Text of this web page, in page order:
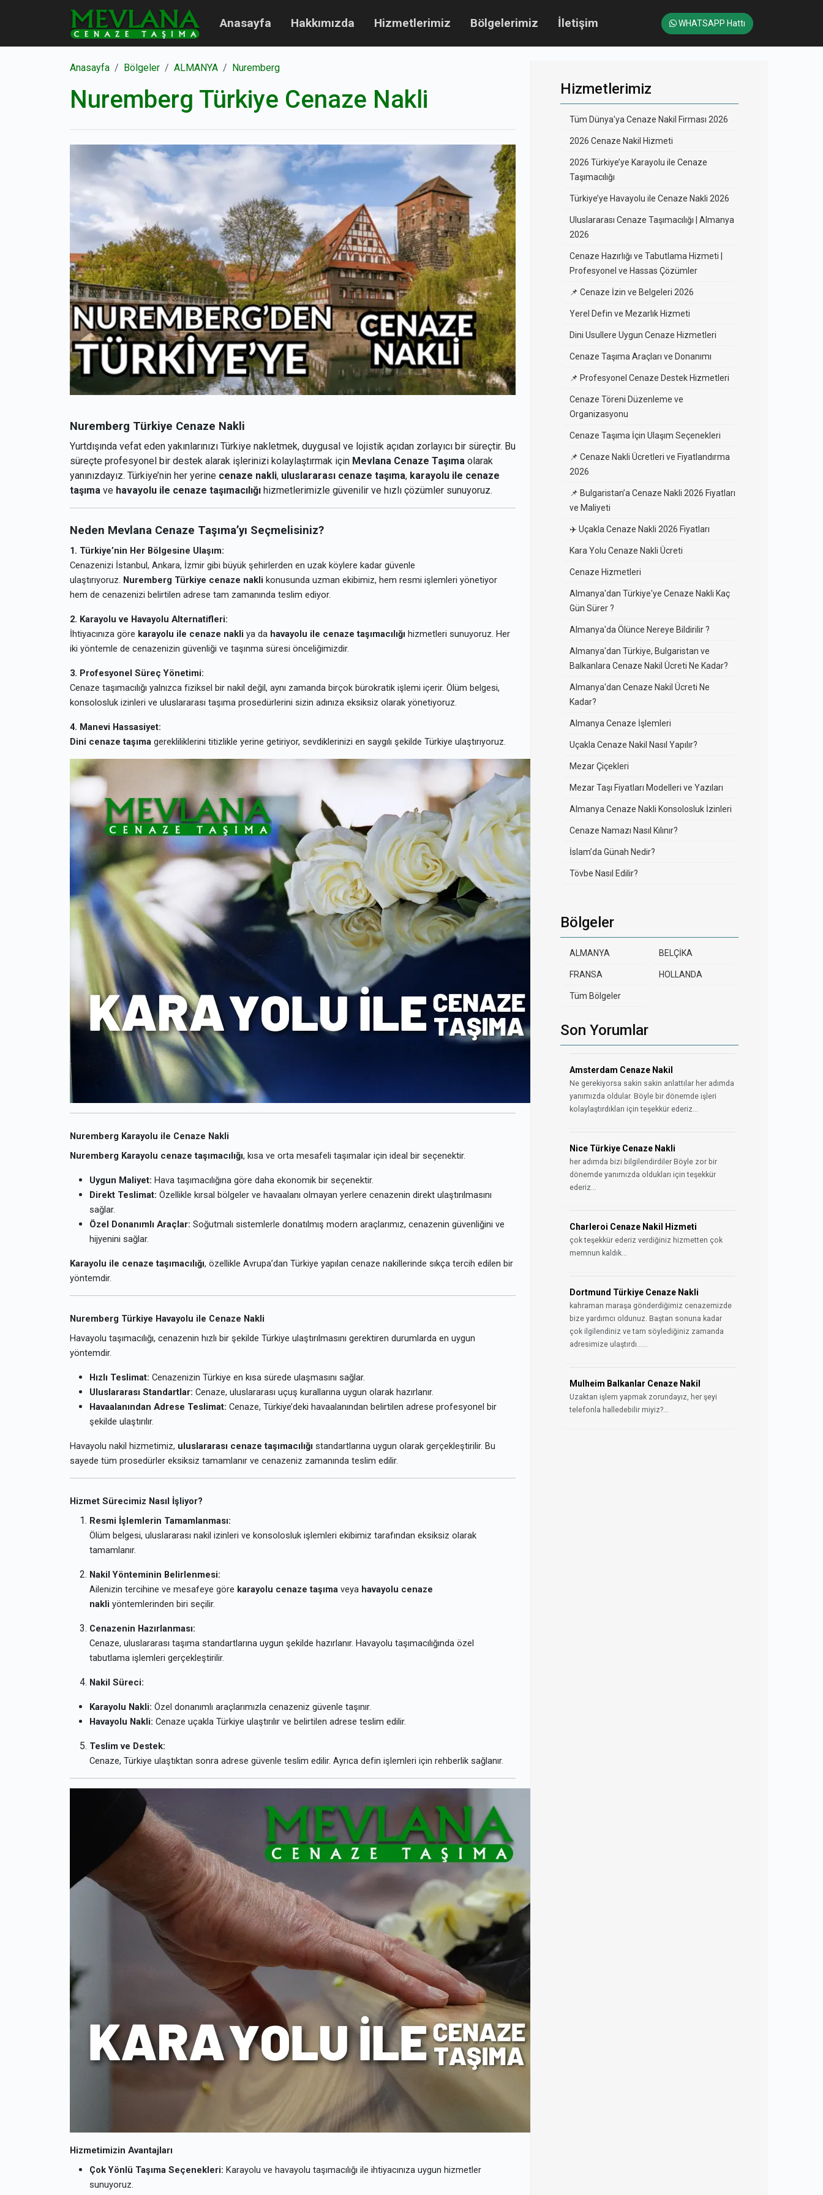
Anasayfa Hakkımızda Hizmetlerimiz Bölgelerimiz İletişim WHATSAPP Hattı
Anasayfa Bölgeler ALMANYA Nuremberg
Nuremberg Türkiye Cenaze Nakli
Nuremberg Türkiye Cenaze Nakli
Yurtdışında vefat eden yakınlarınızı Türkiye nakletmek, duygusal ve lojistik açıdan zorlayıcı bir süreçtir. Bu
süreçte profesyonel bir destek alarak işlerinizi kolaylaştırmak için Mevlana Cenaze Taşıma olarak
yanınızdayız. Türkiye’nin her yerine cenaze nakli, uluslararası cenaze taşıma, karayolu ile cenaze
taşıma ve havayolu ile cenaze taşımacılığı hizmetlerimizle güvenilir ve hızlı çözümler sunuyoruz.
Neden Mevlana Cenaze Taşıma’yı Seçmelisiniz?
1. Türkiye’nin Her Bölgesine Ulaşım:
Cenazenizi İstanbul, Ankara, İzmir gibi büyük şehirlerden en uzak köylere kadar güvenle
ulaştırıyoruz. Nuremberg Türkiye cenaze nakli konusunda uzman ekibimiz, hem resmi işlemleri yönetiyor
hem de cenazenizi belirtilen adrese tam zamanında teslim ediyor.
2. Karayolu ve Havayolu Alternatifleri:
İhtiyacınıza göre karayolu ile cenaze nakli ya da havayolu ile cenaze taşımacılığı hizmetleri sunuyoruz. Her
iki yöntemle de cenazenizin güvenliği ve taşınma süresi önceliğimizdir.
3. Profesyonel Süreç Yönetimi:
Cenaze taşımacılığı yalnızca fiziksel bir nakil değil, aynı zamanda birçok bürokratik işlemi içerir. Ölüm belgesi,
konsolosluk izinleri ve uluslararası taşıma prosedürlerini sizin adınıza eksiksiz olarak yönetiyoruz.
4. Manevi Hassasiyet:
Dini cenaze taşıma gerekliliklerini titizlikle yerine getiriyor, sevdiklerinizi en saygılı şekilde Türkiye ulaştırıyoruz.
Nuremberg Karayolu ile Cenaze Nakli
Nuremberg Karayolu cenaze taşımacılığı, kısa ve orta mesafeli taşımalar için ideal bir seçenektir.
Uygun Maliyet: Hava taşımacılığına göre daha ekonomik bir seçenektir.
Direkt Teslimat: Özellikle kırsal bölgeler ve havaalanı olmayan yerlere cenazenin direkt ulaştırılmasını
sağlar.
Özel Donanımlı Araçlar: Soğutmalı sistemlerle donatılmış modern araçlarımız, cenazenin güvenliğini ve
hijyenini sağlar.
Karayolu ile cenaze taşımacılığı, özellikle Avrupa’dan Türkiye yapılan cenaze nakillerinde sıkça tercih edilen bir
yöntemdir.
Nuremberg Türkiye Havayolu ile Cenaze Nakli
Havayolu taşımacılığı, cenazenin hızlı bir şekilde Türkiye ulaştırılmasını gerektiren durumlarda en uygun
yöntemdir.
Hızlı Teslimat: Cenazenizin Türkiye en kısa sürede ulaşmasını sağlar.
Uluslararası Standartlar: Cenaze, uluslararası uçuş kurallarına uygun olarak hazırlanır.
Havaalanından Adrese Teslimat: Cenaze, Türkiye’deki havaalanından belirtilen adrese profesyonel bir
şekilde ulaştırılır.
Havayolu nakil hizmetimiz, uluslararası cenaze taşımacılığı standartlarına uygun olarak gerçekleştirilir. Bu
sayede tüm prosedürler eksiksiz tamamlanır ve cenazeniz zamanında teslim edilir.
Hizmet Sürecimiz Nasıl İşliyor?
Resmi İşlemlerin Tamamlanması:
Ölüm belgesi, uluslararası nakil izinleri ve konsolosluk işlemleri ekibimiz tarafından eksiksiz olarak
tamamlanır.
Nakil Yönteminin Belirlenmesi:
Ailenizin tercihine ve mesafeye göre karayolu cenaze taşıma veya havayolu cenaze
nakli yöntemlerinden biri seçilir.
Cenazenin Hazırlanması:
Cenaze, uluslararası taşıma standartlarına uygun şekilde hazırlanır. Havayolu taşımacılığında özel
tabutlama işlemleri gerçekleştirilir.
Nakil Süreci:
Karayolu Nakli: Özel donanımlı araçlarımızla cenazeniz güvenle taşınır.
Havayolu Nakli: Cenaze uçakla Türkiye ulaştırılır ve belirtilen adrese teslim edilir.
Teslim ve Destek:
Cenaze, Türkiye ulaştıktan sonra adrese güvenle teslim edilir. Ayrıca defin işlemleri için rehberlik sağlanır.
Hizmetimizin Avantajları
Çok Yönlü Taşıma Seçenekleri: Karayolu ve havayolu taşımacılığı ile ihtiyacınıza uygun hizmetler
sunuyoruz.
Hizmetlerimiz
Tüm Dünya'ya Cenaze Nakil Firması 2026
2026 Cenaze Nakil Hizmeti
2026 Türkiye’ye Karayolu ile Cenaze
Taşımacılığı
Türkiye’ye Havayolu ile Cenaze Nakli 2026
Uluslararası Cenaze Taşımacılığı | Almanya
2026
Cenaze Hazırlığı ve Tabutlama Hizmeti |
Profesyonel ve Hassas Çözümler
📌 Cenaze İzin ve Belgeleri 2026
Yerel Defin ve Mezarlık Hizmeti
Dini Usullere Uygun Cenaze Hizmetleri
Cenaze Taşıma Araçları ve Donanımı
📌 Profesyonel Cenaze Destek Hizmetleri
Cenaze Töreni Düzenleme ve
Organizasyonu
Cenaze Taşıma İçin Ulaşım Seçenekleri
📌 Cenaze Nakli Ücretleri ve Fiyatlandırma
2026
📌 Bulgaristan’a Cenaze Nakli 2026 Fiyatları
ve Maliyeti
✈️ Uçakla Cenaze Nakli 2026 Fiyatları
Kara Yolu Cenaze Nakli Ücreti
Cenaze Hizmetleri
Almanya'dan Türkiye'ye Cenaze Nakli Kaç
Gün Sürer ?
Almanya'da Ölünce Nereye Bildirilir ?
Almanya'dan Türkiye, Bulgaristan ve
Balkanlara Cenaze Nakil Ücreti Ne Kadar?
Almanya'dan Cenaze Nakil Ücreti Ne
Kadar?
Almanya Cenaze İşlemleri
Uçakla Cenaze Nakil Nasıl Yapılır?
Mezar Çiçekleri
Mezar Taşı Fiyatları Modelleri ve Yazıları
Almanya Cenaze Nakli Konsolosluk İzinleri
Cenaze Namazı Nasıl Kılınır?
İslam’da Günah Nedir?
Tövbe Nasıl Edilir?
Bölgeler
ALMANYA BELÇİKA
FRANSA HOLLANDA
Tüm Bölgeler
Son Yorumlar
Amsterdam Cenaze Nakil
Ne gerekiyorsa sakin sakin anlattılar her adımda
yanımızda oldular. Böyle bir dönemde işleri
kolaylaştırdıkları için teşekkür ederiz...
Nice Türkiye Cenaze Nakli
her adımda bizi bilgilendirdiler Böyle zor bir
dönemde yanımızda oldukları için teşekkür
ederiz...
Charleroi Cenaze Nakil Hizmeti
çok teşekkür ederiz verdiğiniz hizmetten çok
memnun kaldık...
Dortmund Türkiye Cenaze Nakli
kahraman maraşa gönderdiğimiz cenazemizde
bize yardımcı oldunuz. Baştan sonuna kadar
çok ilgilendiniz ve tam söylediğiniz zamanda
adresimize ulaştırdı......
Mulheim Balkanlar Cenaze Nakil
Uzaktan işlem yapmak zorundayız, her şeyi
telefonla halledebilir miyiz?...